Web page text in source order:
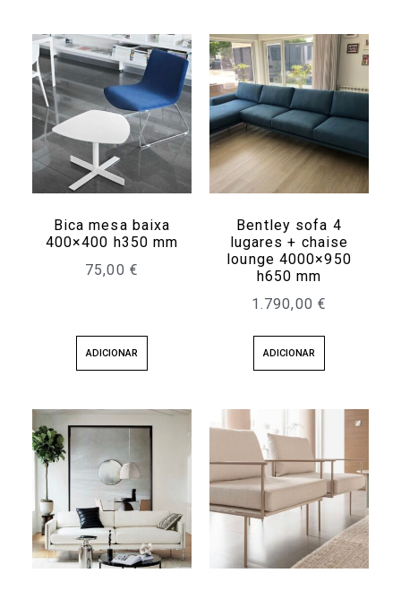
Bica mesa baixa
400×400 h350 mm
75,00 €
ADICIONAR
Bentley sofa 4
lugares + chaise
lounge 4000×950
h650 mm
1.790,00 €
ADICIONAR